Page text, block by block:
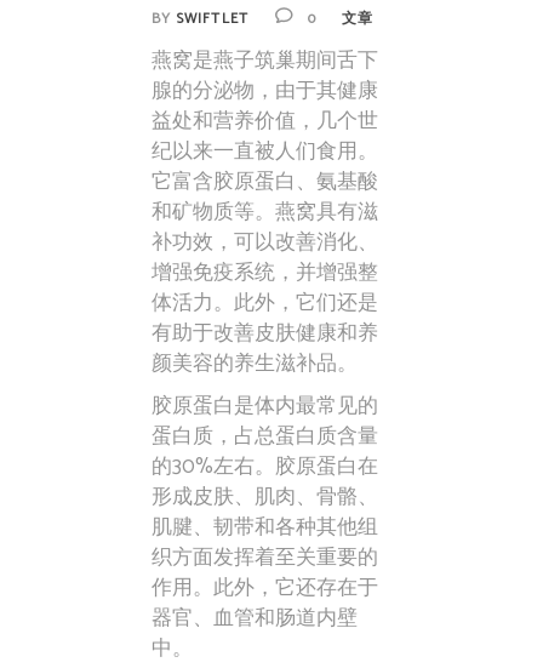
BY SWIFTLET 0 文章
燕窝是燕子筑巢期间舌下
腺的分泌物，由于其健康
益处和营养价值，几个世
纪以来一直被人们食用。
它富含胶原蛋白、氨基酸
和矿物质等。燕窝具有滋
补功效，可以改善消化、
增强免疫系统，并增强整
体活力。此外，它们还是
有助于改善皮肤健康和养
颜美容的养生滋补品。
胶原蛋白是体内最常见的
蛋白质，占总蛋白质含量
的30%左右。胶原蛋白在
形成皮肤、肌肉、骨骼、
肌腱、韧带和各种其他组
织方面发挥着至关重要的
作用。此外，它还存在于
器官、血管和肠道内壁
中。